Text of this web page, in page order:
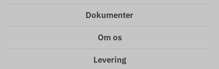
Dokumenter
Om os
Levering